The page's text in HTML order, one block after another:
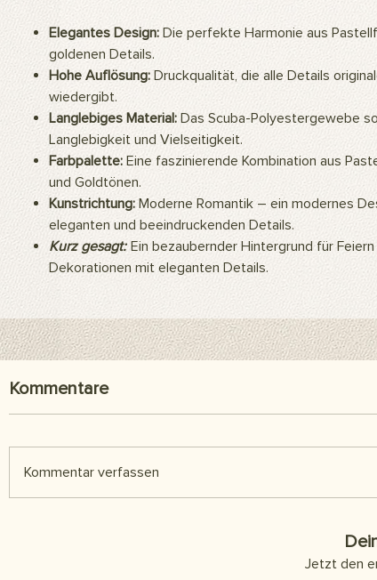
Elegantes Design: Die perfekte Harmonie aus
goldenen Details.
Hohe Auflösung: Druckqualität, die alle Details
wiedergibt.
Langlebiges Material: Das Scuba-Polyestergewebe
Langlebigkeit und Vielseitigkeit.
Farbpalette: Eine faszinierende Kombination aus
und Goldtönen.
Kunstrichtung: Moderne Romantik – ein modernes
eleganten und beeindruckenden Details.
Kurz gesagt: Ein bezaubernder Hintergrund für Feiern
Dekorationen mit eleganten Details.
Kommentare
Kommentar verfassen
Jetzt den